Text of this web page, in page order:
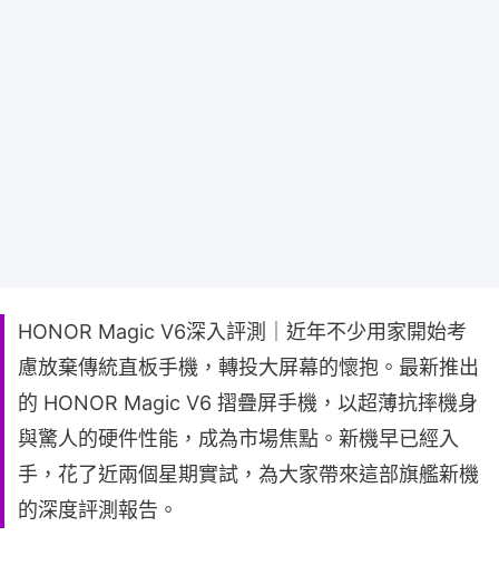
HONOR Magic V6深入評測｜近年不少用家開始考
慮放棄傳統直板手機，轉投大屏幕的懷抱。最新推出
的 HONOR Magic V6 摺疊屏手機，以超薄抗摔機身
與驚人的硬件性能，成為市場焦點。新機早已經入
手，花了近兩個星期實試，為大家帶來這部旗艦新機
的深度評測報告。